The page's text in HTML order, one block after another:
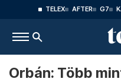
TELEX AFTER G7
Orbán: Több